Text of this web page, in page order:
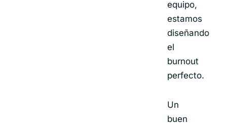
equipo,
estamos
diseñando
el
burnout
perfecto.
Un
buen